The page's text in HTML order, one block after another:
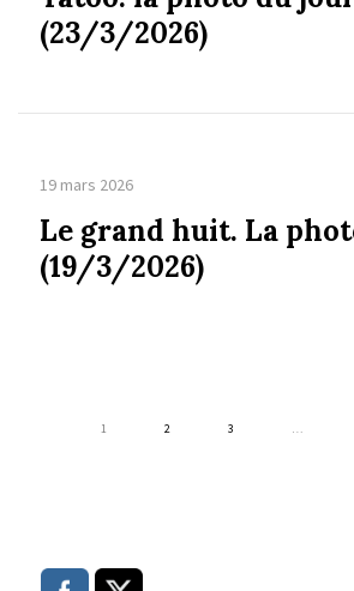
(23/3/2026)
19 mars 2026
Le grand huit. La
(19/3/2026)
1 2 3 …